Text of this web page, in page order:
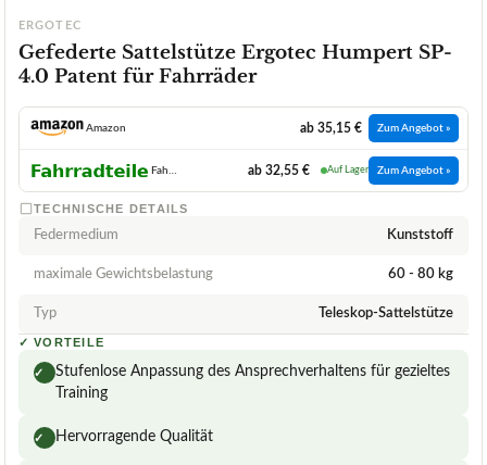
ERGOTEC
Gefederte Sattelstütze Ergotec Humpert SP-
4.0 Patent für Fahrräder
Amazon ab 35,15 € Zum Angebot »
Fahrradteile Shop ab 32,55 € Auf Lager Zum Angebot »
TECHNISCHE DETAILS
Federmedium Kunststoff
maximale Gewichtsbelastung 60 - 80 kg
Typ Teleskop-Sattelstütze
✓ VORTEILE
✓
Stufenlose Anpassung des Ansprechverhaltens für gezieltes
Training
✓ Hervorragende Qualität